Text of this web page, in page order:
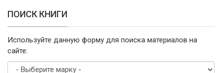
ПОИСК КНИГИ
Используйте данную форму для поиска материалов на
сайте: